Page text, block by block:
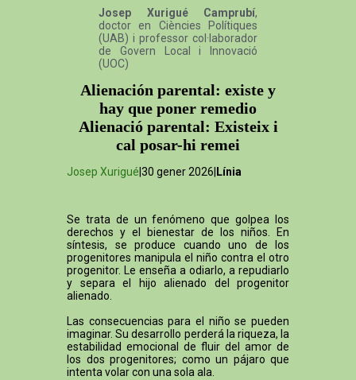
Josep Xurigué Camprubí,
doctor en Ciències Polítiques
(UAB) i professor col·laborador
de Govern Local i Innovació
(UOC)
Alienación parental: existe y
hay que poner remedio
Alienació parental: Existeix i
cal posar-hi remei
Josep Xurigué |30 gener 2026| Línia
Se trata de un fenómeno que golpea los
derechos y el bienestar de los niños. En
síntesis, se produce cuando uno de los
progenitores manipula el niño contra el otro
progenitor. Le enseña a odiarlo, a repudiarlo
y separa el hijo alienado del progenitor
alienado.
Las consecuencias para el niño se pueden
imaginar. Su desarrollo perderá la riqueza, la
estabilidad emocional de fluir del amor de
los dos progenitores; como un pájaro que
intenta volar con una sola ala.